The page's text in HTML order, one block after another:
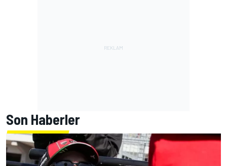
Son Haberler